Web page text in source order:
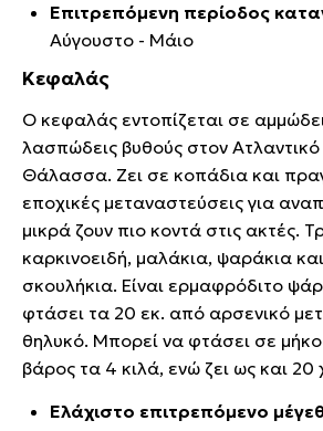
Επιτρεπόμενη περίοδος
Αύγουστο - Μάιο
Κεφαλάς
Ο κεφαλάς εντοπίζεται σε
λασπώδεις βυθούς στον
Θάλασσα. Ζει σε κοπάδια και
εποχικές μεταναστεύσεις για
μικρά ζουν πιο κοντά στις ακτές.
καρκινοειδή, μαλάκια, ψαράκια
σκουλήκια. Είναι ερμαφρόδιτο
φτάσει τα 20 εκ. από αρσενικό
θηλυκό. Μπορεί να φτάσει σε
βάρος τα 4 κιλά, ενώ ζει ως και 20
Ελάχιστο επιτρεπόμενο